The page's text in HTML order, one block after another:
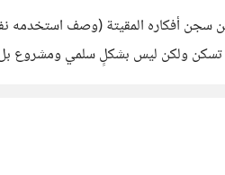
ولكن ليس بشكلٍ سلمي ومشروع بل